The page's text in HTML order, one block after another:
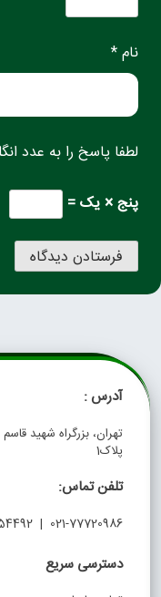
نام *
لطفا پاسخ را به عدد
پنج × یک =
آدرس :
تهران، بزرگراه شهید
پلاک1
تلفن تماس:
021-77720986 | 021-22454492
دسترسی سریع